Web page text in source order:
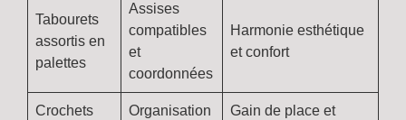
Tabourets
assortis en
palettes
Assises
compatibles
et
coordonnées
Harmonie esthétique
et confort
Crochets
Organisation
Gain de place et